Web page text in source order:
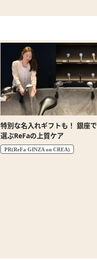
特別な名入れギフトも！ 銀座で
選ぶReFaの上質ケア
PR(ReFa GINZA on CREA)